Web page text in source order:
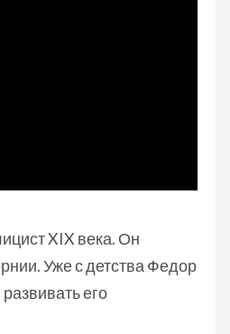
XIX века. Он
Уже с детства Федор
его